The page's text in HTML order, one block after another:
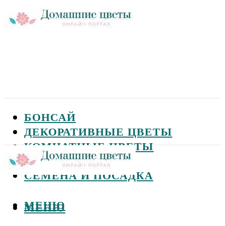
БОНСАЙ
ДЕКОРАТИВНЫЕ ЦВЕТЫ
КОМНАТНЫЕ ЦВЕТЫ
САДОВЫЕ ЦВЕТЫ
СЕМЕНА И ПОСАДКА
МЕНЮ
МЕНЮ